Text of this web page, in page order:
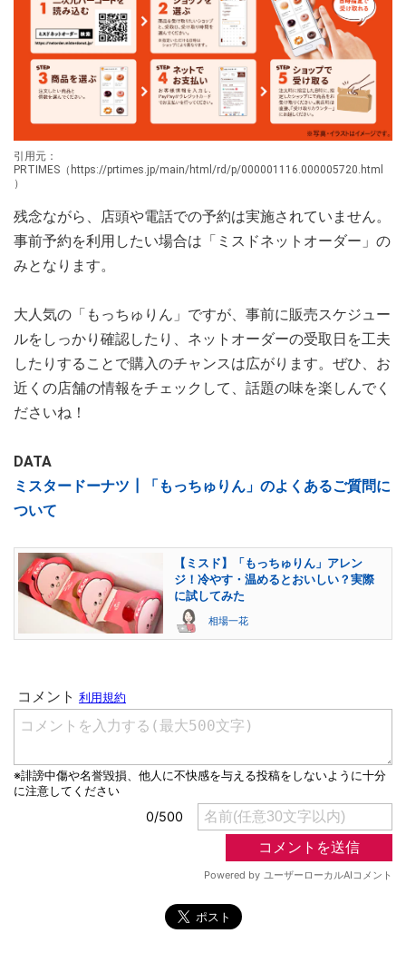
引用元：
PRTIMES（https://prtimes.jp/main/html/rd/p/000001116.000005720.html
）
残念ながら、店頭や電話での予約は実施されていません。
事前予約を利用したい場合は「ミスドネットオーダー」の
みとなります。
大人気の「もっちゅりん」ですが、事前に販売スケジュー
ルをしっかり確認したり、ネットオーダーの受取日を工夫
したりすることで購入のチャンスは広がります。ぜひ、お
近くの店舗の情報をチェックして、話題の味を楽しんでく
ださいね！
DATA
ミスタードーナツ┃
「もっちゅりん」のよくあるご質問に
ついて
【ミスド】「もっちゅりん」アレン
ジ！冷やす・温めるとおいしい？実際
に試してみた
相場一花